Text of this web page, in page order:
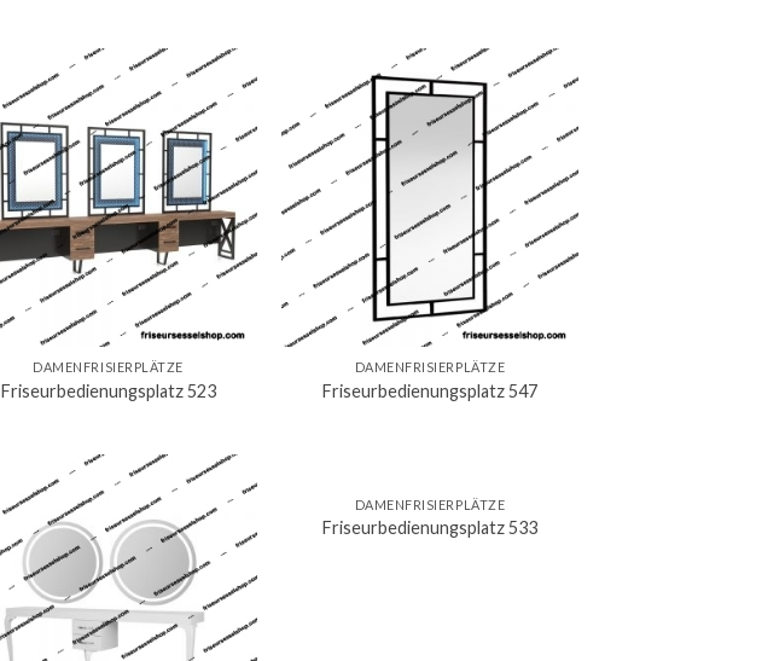
DAMENFRISIERPLÄTZE
Friseurbedienungsplatz 523
DAMENFRISIERPLÄTZE
Friseurbedienungsplatz 547
DAMENFRISIERPLÄTZE
Friseurbedienungsplatz 533